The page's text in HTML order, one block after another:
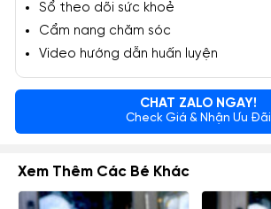
Sổ theo dõi sức khoẻ
Cẩm nang chăm sóc
Video hướng dẫn huấn luyện
CHAT ZALO NGAY!
Check Giá & Nhận Ưu Đãi
Xem Thêm Các Bé Khác